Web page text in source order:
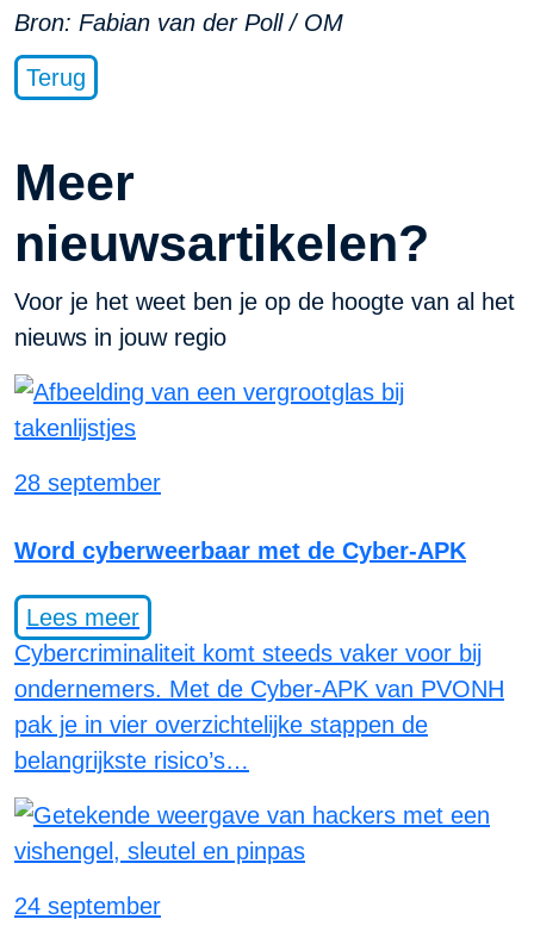
Bron: Fabian van der Poll / OM
Terug
Meer
nieuwsartikelen?
Voor je het weet ben je op de hoogte van al het
nieuws in jouw regio
28 september
Word cyberweerbaar met de Cyber-APK
Lees meer
Cybercriminaliteit komt steeds vaker voor bij
ondernemers. Met de Cyber-APK van PVONH
pak je in vier overzichtelijke stappen de
belangrijkste risico’s…
24 september